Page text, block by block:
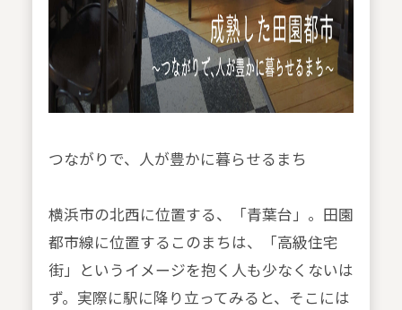
つながりで、人が豊かに暮らせるまち
横浜市の北西に位置する、「青葉台」。田園
都市線に位置するこのまちは、「高級住宅
街」というイメージを抱く人も少なくないは
ず。実際に駅に降り立ってみると、そこには